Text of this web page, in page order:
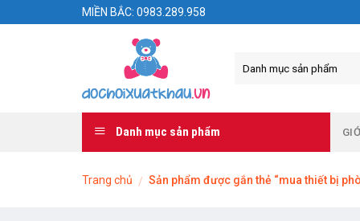
MIỀN BẮC: 0983.289.958
Danh mục sản phẩm
Trang chủ / Sản phẩm được gắn thẻ “mua thiết bị